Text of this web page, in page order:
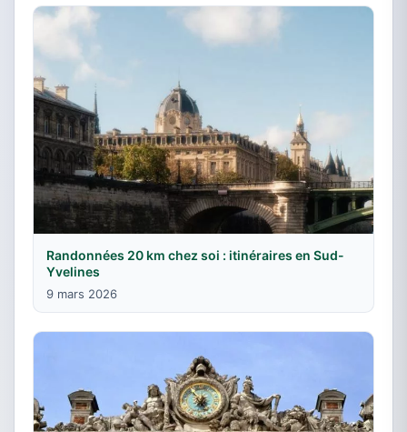
Randonnées 20 km chez soi : itinéraires en Sud-
Yvelines
9 mars 2026